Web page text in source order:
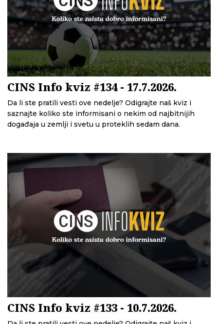
CINS Info kviz #134 - 17.7.2026.
Da li ste pratili vesti ove nedelje? Odigrajte naš kviz i
saznajte koliko ste informisani o nekim od najbitnijih
događaja u zemlji i svetu u proteklih sedam dana.
CINS Info kviz #133 - 10.7.2026.